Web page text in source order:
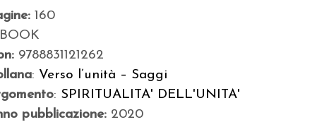
160
9788831121262
: Verso l’unità – Saggi
: SPIRITUALITA' DELL'UNITA'
pubblicazione: 2020